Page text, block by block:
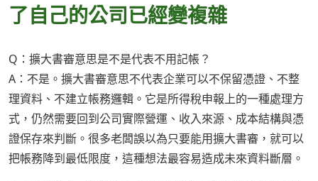
了自己的公司已經變複雜
Q：擴大書審意思是不是代表不用記帳？
A：不是。擴大書審意思不代表企業可以不保留憑證、不整
理資料、不建立帳務邏輯。它是所得稅申報上的一種處理方
式，仍然需要回到公司實際營運、收入來源、成本結構與憑
證保存來判斷。很多老闆誤以為只要能用擴大書審，就可以
把帳務降到最低限度，這種想法最容易造成未來資料斷層。